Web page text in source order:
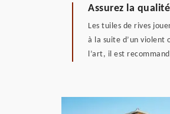
Assurez la
Les tuiles de rives
à la suite d’un violent
l’art, il est